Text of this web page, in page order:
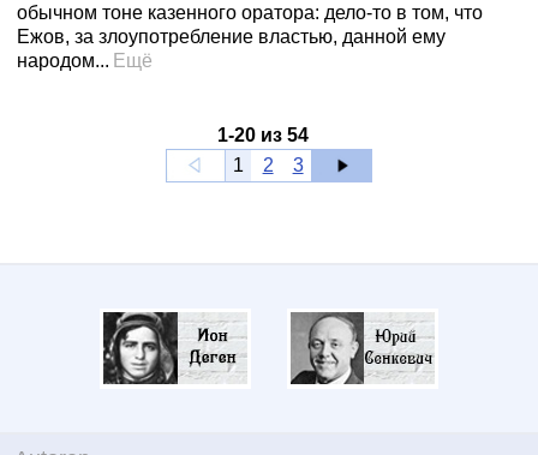
обычном тоне казенного оратора: дело-то в том, что
Ежов, за злоупотребление властью, данной ему
народом... Ещё
1-20 из 54
1
2 3